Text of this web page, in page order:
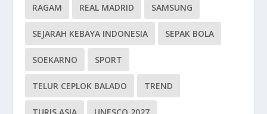
RAGAM REAL MADRID SAMSUNG
SEJARAH KEBAYA INDONESIA SEPAK BOLA
SOEKARNO SPORT
TELUR CEPLOK BALADO TREND